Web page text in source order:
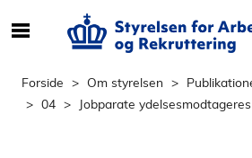
e
Forside Om styrelsen
04
Jobparate